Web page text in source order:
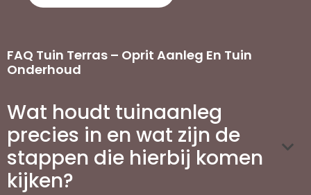
FAQ Tuin Terras – Oprit Aanleg En Tuin
Onderhoud
Wat houdt tuinaanleg
precies in en wat zijn de
stappen die hierbij komen
kijken?